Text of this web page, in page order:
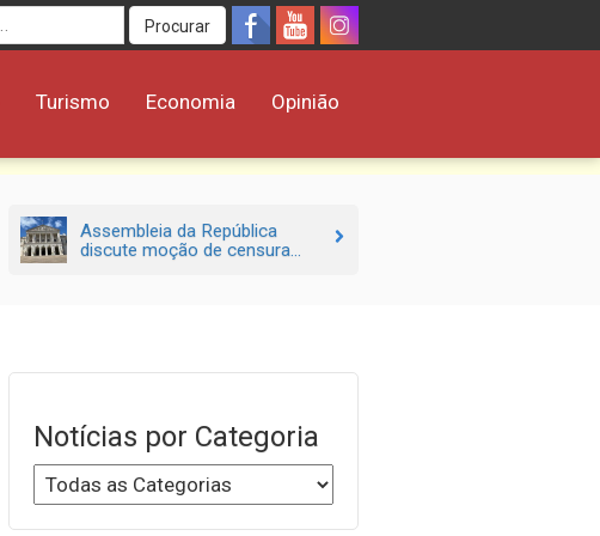
Procurar
Turismo Economia Opinião
Assembleia da República
discute moção de censura...
Notícias por Categoria